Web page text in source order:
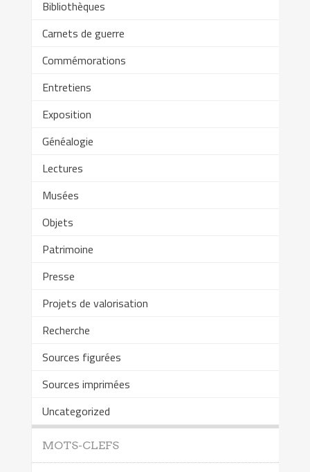
Bibliothèques
Carnets de guerre
Commémorations
Entretiens
Exposition
Généalogie
Lectures
Musées
Objets
Patrimoine
Presse
Projets de valorisation
Recherche
Sources figurées
Sources imprimées
Uncategorized
MOTS-CLEFS